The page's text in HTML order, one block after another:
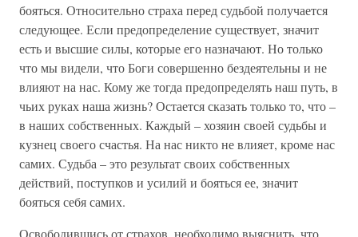
бояться. Относительно страха перед судьбой получается
следующее. Если предопределение существует, значит
есть и высшие силы, которые его назначают. Но только
что мы видели, что Боги совершенно бездеятельны и не
влияют на нас. Кому же тогда предопределять наш путь, в
чьих руках наша жизнь? Остается сказать только то, что –
в наших собственных. Каждый – хозяин своей судьбы и
кузнец своего счастья. На нас никто не влияет, кроме нас
самих. Судьба – это результат своих собственных
действий, поступков и усилий и бояться ее, значит
бояться себя самих.
Освободившись от страхов, необходимо выяснить, что